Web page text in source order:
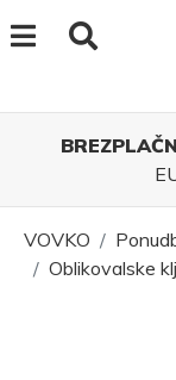
VOVKO
Oblikovalske